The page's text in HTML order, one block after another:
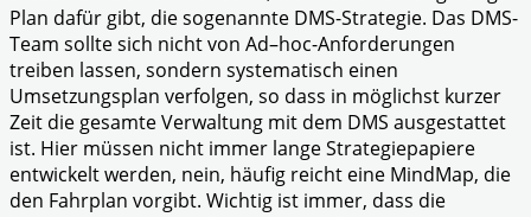
Plan dafür gibt, die sogenannte DMS-Strategie. Das DMS-
Team sollte sich nicht von Ad–hoc-Anforderungen
treiben lassen, sondern systematisch einen
Umsetzungsplan verfolgen, so dass in möglichst kurzer
Zeit die gesamte Verwaltung mit dem DMS ausgestattet
ist. Hier müssen nicht immer lange Strategiepapiere
entwickelt werden, nein, häufig reicht eine MindMap, die
den Fahrplan vorgibt. Wichtig ist immer, dass die